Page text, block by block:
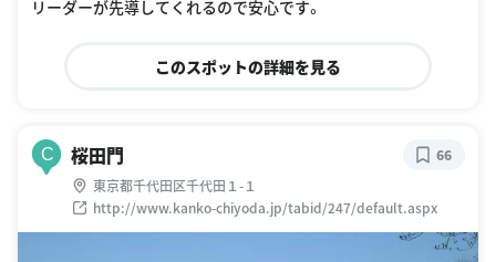
リーダーが先導してくれるので安心です。
このスポットの詳細を見る
C 桜田門
東京都千代田区千代田１-１
http://www.kanko-chiyoda.jp/tabid/247/default.aspx
66